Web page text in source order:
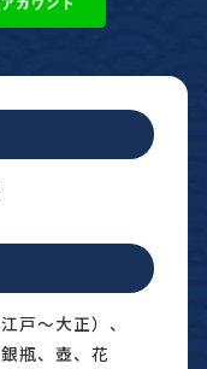
戸〜大正）、
瓶、壺、花